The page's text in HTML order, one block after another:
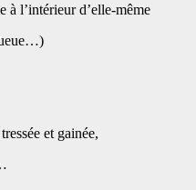
à l’intérieur d’elle-même
et gainée,